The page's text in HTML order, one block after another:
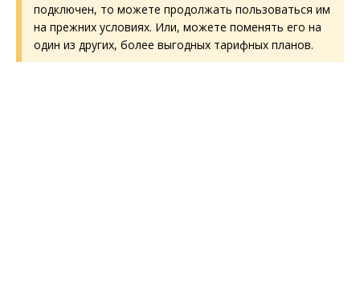
подключен, то можете продолжать пользоваться им
на прежних условиях. Или, можете поменять его на
один из других, более выгодных тарифных планов.